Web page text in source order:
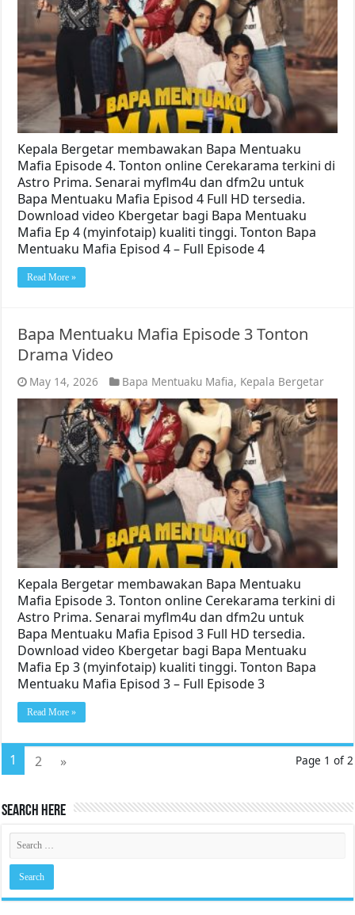
Kepala Bergetar membawakan Bapa Mentuaku
Mafia Episode 4. Tonton online Cerekarama terkini di
Astro Prima. Senarai myflm4u dan dfm2u untuk
Bapa Mentuaku Mafia Episod 4 Full HD tersedia.
Download video Kbergetar bagi Bapa Mentuaku
Mafia Ep 4 (myinfotaip) kualiti tinggi. Tonton Bapa
Mentuaku Mafia Episod 4 – Full Episode 4
Read More »
Bapa Mentuaku Mafia Episode 3 Tonton
Drama Video
May 14, 2026 Bapa Mentuaku Mafia, Kepala Bergetar
Kepala Bergetar membawakan Bapa Mentuaku
Mafia Episode 3. Tonton online Cerekarama terkini di
Astro Prima. Senarai myflm4u dan dfm2u untuk
Bapa Mentuaku Mafia Episod 3 Full HD tersedia.
Download video Kbergetar bagi Bapa Mentuaku
Mafia Ep 3 (myinfotaip) kualiti tinggi. Tonton Bapa
Mentuaku Mafia Episod 3 – Full Episode 3
Read More »
Page 1 of 2
1 2 »
Search Here